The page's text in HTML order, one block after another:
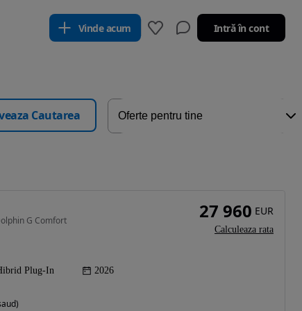
Vinde acum Intră în cont
Cautarea
G Comfort
Plug-In 2026
27 960 EUR
Calculeaza rata